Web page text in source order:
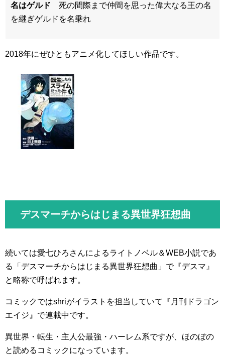
名はゲルド 死の間際まで仲間を思った偉大なる王の名
を継ぎゲルドを名乗れ
2018年にぜひともアニメ化してほしい作品です。
デスマーチからはじまる異世界狂想曲
続いては愛七ひろさんによるライトノベル＆WEB小説であ
る「デスマーチからはじまる異世界狂想曲」で『デスマ』
と略称で呼ばれます。
コミックではshriがイラストを担当していて『月刊ドラゴン
エイジ』で連載中です。
異世界・転生・主人公最強・ハーレム系ですが、ほのぼの
と読めるコミックになっています。